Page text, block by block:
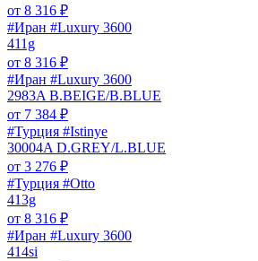
от 8 316 ₽
#Иран #Luxury 3600
411g
от 8 316 ₽
#Иран #Luxury 3600
2983A B.BEIGE/B.BLUE
от 7 384 ₽
#Турция #Istinye
30004A D.GREY/L.BLUE
от 3 276 ₽
#Турция #Otto
413g
от 8 316 ₽
#Иран #Luxury 3600
414si